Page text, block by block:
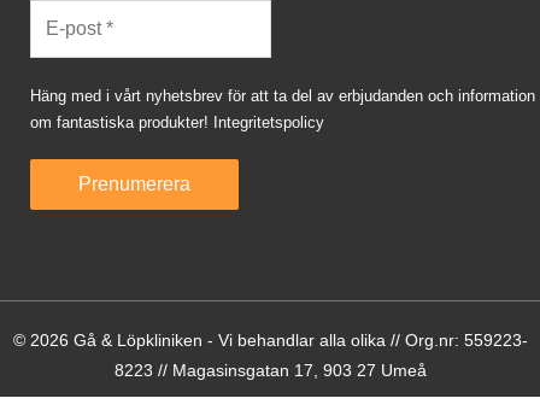
Häng med i vårt nyhetsbrev för att ta del av erbjudanden och information
om fantastiska produkter!
Integritetspolicy
© 2026 Gå & Löpkliniken - Vi behandlar alla olika // Org.nr: 559223-
8223 // Magasinsgatan 17, 903 27 Umeå